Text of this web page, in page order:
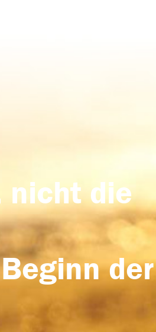
nicht die
der